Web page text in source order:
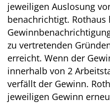
jeweiligen Auslosung
benachrichtigt.
zu vertretenden
erreicht. Wenn der
innerhalb von 2
verfällt der Gewinn.
jeweiligen Gewinn